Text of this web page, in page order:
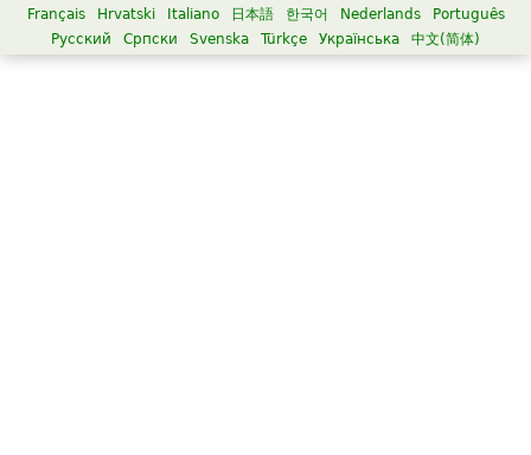
Français
Hrvatski Italiano 日本語 한국어 Nederlands
Português
Русский
Српски Svenska Türkçe Українська 中文(简体)